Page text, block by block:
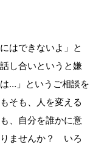
はできないよ」と
し合いというと嫌
…」というご相談を
そも、人を変える
、自分を誰かに意
りませんか？ いろ